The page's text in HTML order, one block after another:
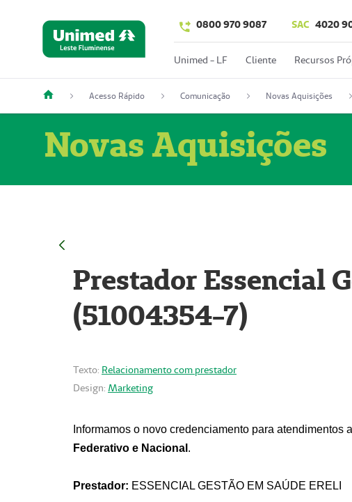
0800 970 9087 SAC 4020
Unimed - LF Cliente Recursos
Acesso Rápido Comunicação Novas Aquisições
Novas Aquisições
Prestador Essencial
(51004354-7)
Texto: Relacionamento com prestador
Design: Marketing
Informamos o novo credenciamento para atendimentos
Federativo e Nacional .
Prestador: ESSENCIAL GESTÃO EM SAÚDE ERELI